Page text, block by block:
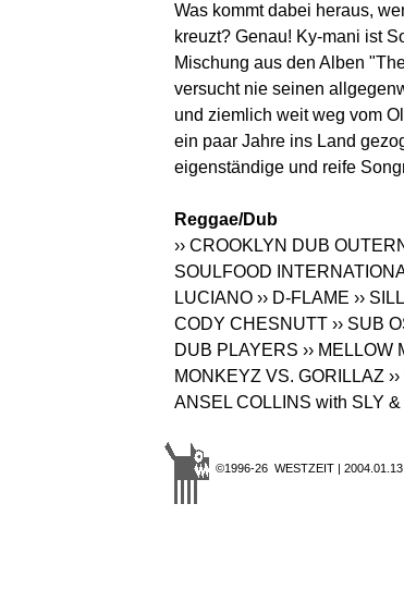
Was kommt dabei heraus,
kreuzt? Genau! Ky-mani ist
Mischung aus den Alben
versucht nie seinen
und ziemlich weit weg vom
ein paar Jahre ins Land
eigenständige und reife
Reggae/Dub
›› CROOKLYN DUB
SOULFOOD
LUCIANO ›› D-FLAME ››
CODY CHESNUTT ›› SUB
DUB PLAYERS ›› MELLOW
MONKEYZ VS. GORILLAZ
ANSEL COLLINS with SLY
©1996-26 WESTZEIT | 2004.01.13